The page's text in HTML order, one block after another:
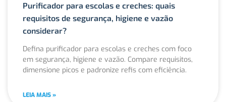
Purificador para escolas e creches: quais
requisitos de segurança, higiene e vazão
considerar?
Defina purificador para escolas e creches com foco
em segurança, higiene e vazão. Compare requisitos,
dimensione picos e padronize refis com eficiência.
LEIA MAIS »